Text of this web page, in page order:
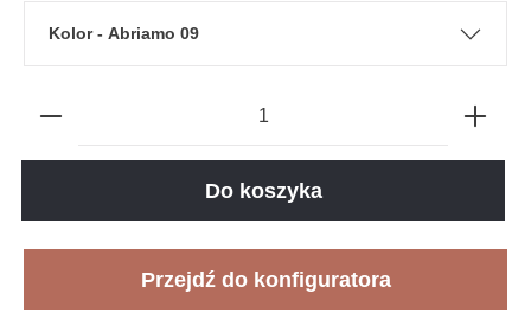
Kolor - Abriamo 09
Do koszyka
Przejdź do konfiguratora